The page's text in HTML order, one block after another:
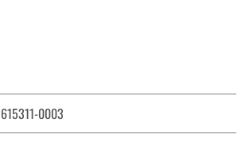
615311-0003